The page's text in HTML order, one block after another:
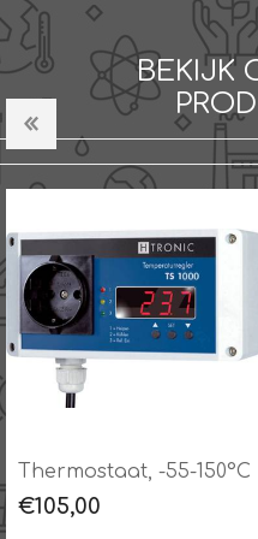
BEKIJK
Universele
temperatuurschakelaar
UTS 125, -55-127°C